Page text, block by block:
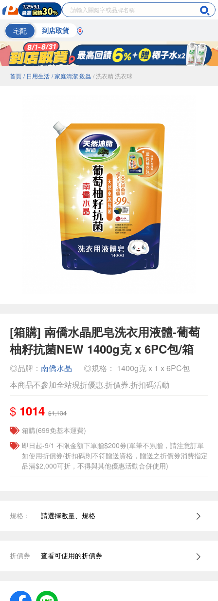
宅配 到店取貨
首頁 / 日用生活 / 家庭清潔 殺蟲 / 洗衣精 洗衣球
[箱購] 南僑水晶肥皂洗衣用液體-葡萄
柚籽抗菌NEW 1400g克 x 6PC包/箱
◎品牌： 南僑水晶
◎規格： 1400g克 x 1 x 6PC包
本商品不參加全站現折優惠.折價券.折扣碼活動
$ 1014 $1,134
箱購(699免基本運費)
即日起-9/1 不限金額下單贈$200券(單筆不累贈，請注意訂單
如使用折價券/折扣碼則不符贈送資格，贈送之折價券消費指定
品滿$2,000可折，不得與其他優惠活動合併使用)
規格： 請選擇數量、規格
折價券 查看可使用的折價券